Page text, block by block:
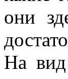
они
На